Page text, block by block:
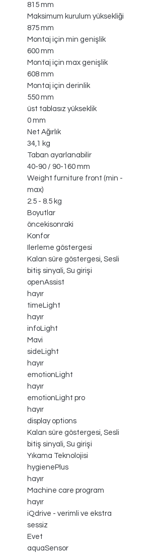
815 mm
Maksimum kurulum yüksekliği
875 mm
Montaj için min genişlik
600 mm
Montaj için max genişlik
608 mm
Montaj için derinlik
550 mm
üst tablasız yükseklik
0 mm
Net Ağırlık
34,1 kg
Taban ayarlanabilir
40-90 / 90-160 mm
Weight furniture front (min -
max)
2.5 - 8.5 kg
Boyutlar
öncekisonraki
Konfor
Ilerleme göstergesi
Kalan süre göstergesi, Sesli
bitiş sinyali, Su girişi
openAssist
hayır
timeLight
hayır
infoLight
Mavi
sideLight
hayır
emotionLight
hayır
emotionLight pro
hayır
display options
Kalan süre göstergesi, Sesli
bitiş sinyali, Su girişi
Yıkama Teknolojisi
hygienePlus
hayır
Machine care program
hayır
iQdrive - verimli ve ekstra
sessiz
Evet
aquaSensor